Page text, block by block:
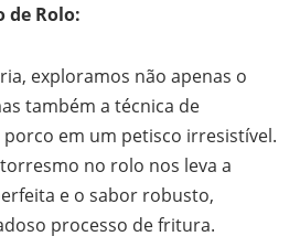
de Rolo:
exploramos não apenas o
também a técnica de
em um petisco irresistível.
no rolo nos leva a
e o sabor robusto,
processo de fritura.